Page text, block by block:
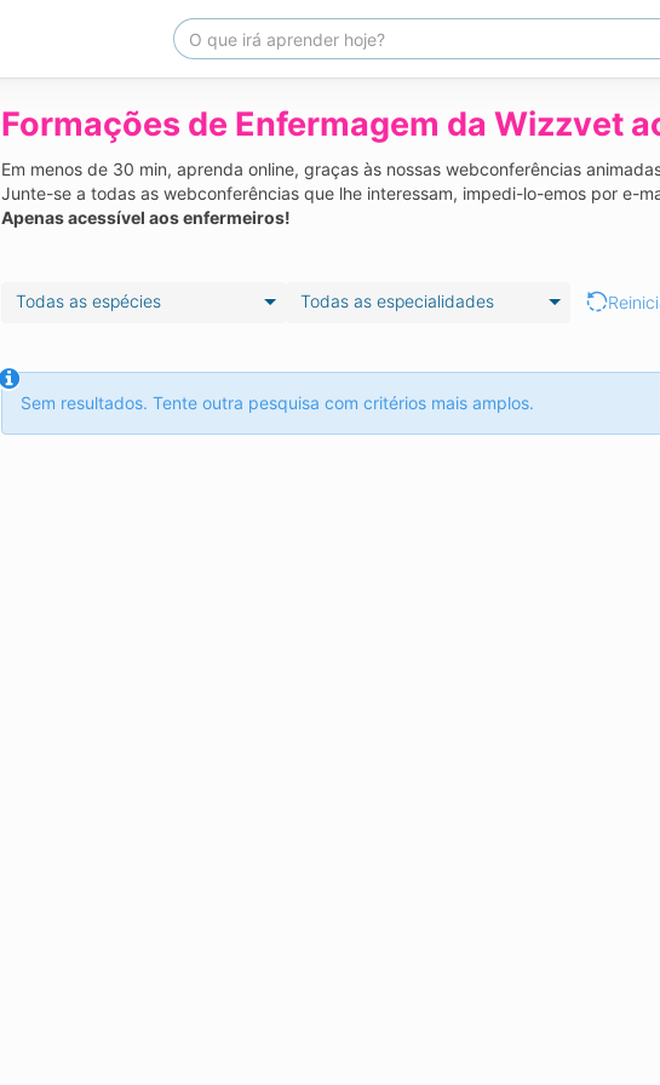
Formações de Enfermagem da Wizzvet
Em menos de 30 min, aprenda online, graças às nossas webconferências
Junte-se a todas as webconferências que lhe interessam, impedi-lo-emos por e-
Apenas acessível aos enfermeiros!
Todas as espécies Todas as especialidades
Sem resultados. Tente outra pesquisa com critérios mais amplos.